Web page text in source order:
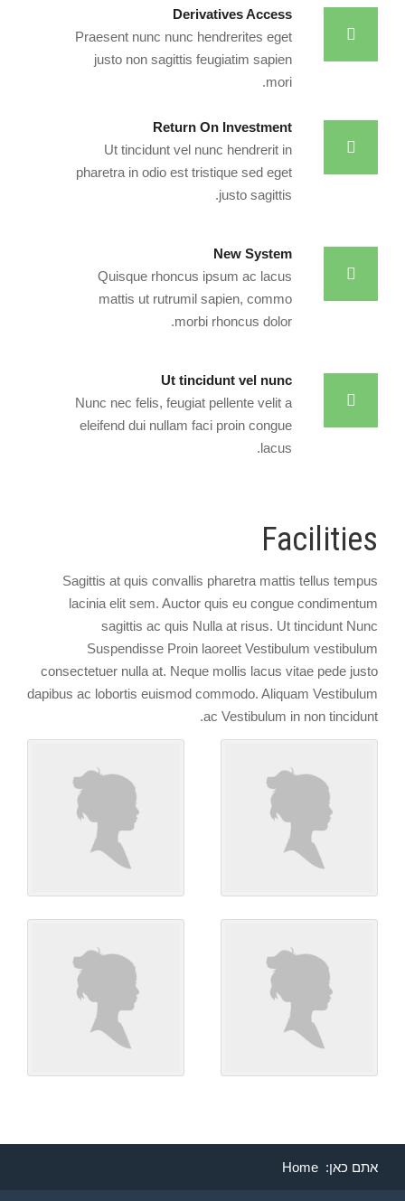
Derivatives Access
Praesent nunc nunc hendrerites eget
justo non sagittis feugiatim sapien
mori.
Return On Investment
Ut tincidunt vel nunc hendrerit in
pharetra in odio est tristique sed eget
justo sagittis.
New System
Quisque rhoncus ipsum ac lacus
mattis ut rutrumil sapien, commo
morbi rhoncus dolor.
Ut tincidunt vel nunc
Nunc nec felis, feugiat pellente velit a
eleifend dui nullam faci proin congue
lacus.
Facilities
Sagittis at quis convallis pharetra mattis tellus tempus
lacinia elit sem. Auctor quis eu congue condimentum
sagittis ac quis Nulla at risus. Ut tincidunt Nunc
Suspendisse Proin laoreet Vestibulum vestibulum
consectetuer nulla at. Neque mollis lacus vitae pede justo
dapibus ac lobortis euismod commodo. Aliquam Vestibulum
ac Vestibulum in non tincidunt.
אתם כאן: Home